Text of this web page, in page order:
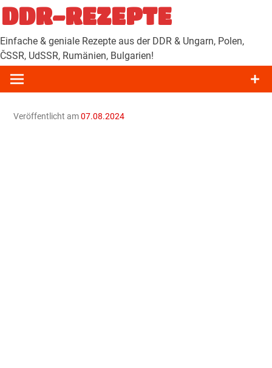
Zum
Inhalt
springen
DDR-REZEPTE
Einfache & geniale Rezepte aus der DDR & Ungarn, Polen,
ČSSR, UdSSR, Rumänien, Bulgarien!
Veröffentlicht am07.08.2024